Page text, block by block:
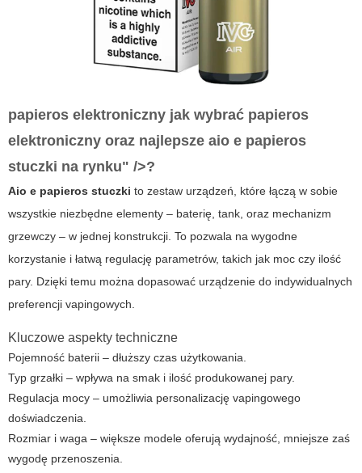
papieros elektroniczny jak wybrać papieros
elektroniczny oraz najlepsze aio e papieros
stuczki na rynku" />?
Aio e papieros stuczki to zestaw urządzeń, które łączą w sobie
wszystkie niezbędne elementy – baterię, tank, oraz mechanizm
grzewczy – w jednej konstrukcji. To pozwala na wygodne
korzystanie i łatwą regulację parametrów, takich jak moc czy ilość
pary. Dzięki temu można dopasować urządzenie do indywidualnych
preferencji vapingowych.
Kluczowe aspekty techniczne
Pojemność baterii – dłuższy czas użytkowania.
Typ grzałki – wpływa na smak i ilość produkowanej pary.
Regulacja mocy – umożliwia personalizację vapingowego
doświadczenia.
Rozmiar i waga – większe modele oferują wydajność, mniejsze zaś
wygodę przenoszenia.